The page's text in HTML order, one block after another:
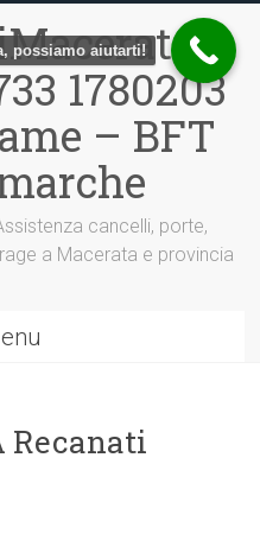
1780203
– BFT
cancelli, porte,
a Macerata e provincia
Recanati
possiamo aiutarti!